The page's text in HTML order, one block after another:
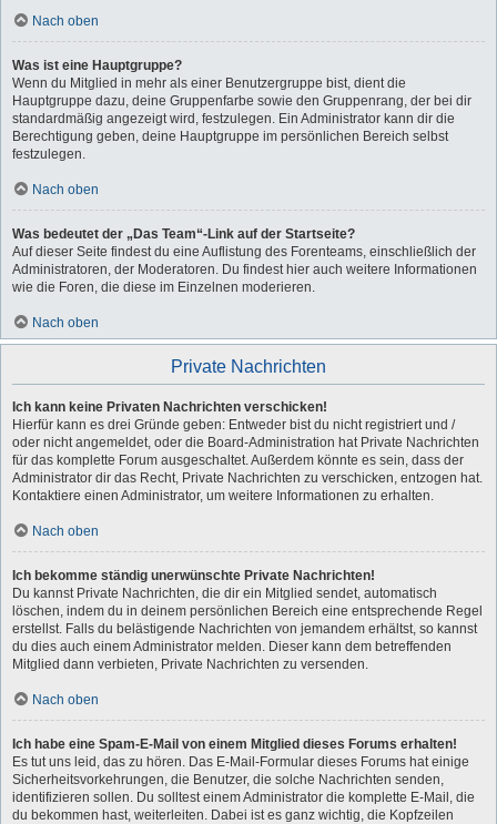
Nach oben
Was ist eine Hauptgruppe?
Wenn du Mitglied in mehr als einer Benutzergruppe bist, dient die
Hauptgruppe dazu, deine Gruppenfarbe sowie den Gruppenrang, der bei dir
standardmäßig angezeigt wird, festzulegen. Ein Administrator kann dir die
Berechtigung geben, deine Hauptgruppe im persönlichen Bereich selbst
festzulegen.
Nach oben
Was bedeutet der „Das Team“-Link auf der Startseite?
Auf dieser Seite findest du eine Auflistung des Forenteams, einschließlich der
Administratoren, der Moderatoren. Du findest hier auch weitere Informationen
wie die Foren, die diese im Einzelnen moderieren.
Nach oben
Private Nachrichten
Ich kann keine Privaten Nachrichten verschicken!
Hierfür kann es drei Gründe geben: Entweder bist du nicht registriert und /
oder nicht angemeldet, oder die Board-Administration hat Private Nachrichten
für das komplette Forum ausgeschaltet. Außerdem könnte es sein, dass der
Administrator dir das Recht, Private Nachrichten zu verschicken, entzogen hat.
Kontaktiere einen Administrator, um weitere Informationen zu erhalten.
Nach oben
Ich bekomme ständig unerwünschte Private Nachrichten!
Du kannst Private Nachrichten, die dir ein Mitglied sendet, automatisch
löschen, indem du in deinem persönlichen Bereich eine entsprechende Regel
erstellst. Falls du belästigende Nachrichten von jemandem erhältst, so kannst
du dies auch einem Administrator melden. Dieser kann dem betreffenden
Mitglied dann verbieten, Private Nachrichten zu versenden.
Nach oben
Ich habe eine Spam-E-Mail von einem Mitglied dieses Forums erhalten!
Es tut uns leid, das zu hören. Das E-Mail-Formular dieses Forums hat einige
Sicherheitsvorkehrungen, die Benutzer, die solche Nachrichten senden,
identifizieren sollen. Du solltest einem Administrator die komplette E-Mail, die
du bekommen hast, weiterleiten. Dabei ist es ganz wichtig, die Kopfzeilen